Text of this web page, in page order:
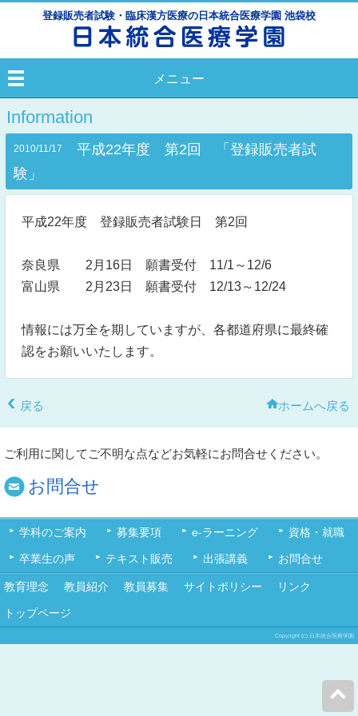
登録販売者試験・臨床漢方医療の日本統合医療学園 池袋校
メニュー
Information
2010/11/17
平成22年度 第2回 「登録販売者試
験」
平成22年度 登録販売者試験日 第2回
奈良県 2月16日 願書受付 11/1～12/6
富山県 2月23日 願書受付 12/13～12/24
情報には万全を期していますが、各都道府県に最終確
認をお願いいたします。
戻る ホームへ戻る
ご利用に関してご不明な点などお気軽にお問合せください。
お問合せ
学科のご案内 募集要項 e-ラーニング 資格・就職
卒業生の声 テキスト販売 出張講義 お問合せ
教育理念 教員紹介 教員募集 サイトポリシー リンク
トップページ
Copyright (c) 日本統合医療学園